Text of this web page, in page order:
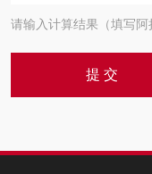
请输入计算结果（填写